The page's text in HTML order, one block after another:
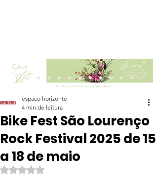
Clicar
Bike Fest São Lourenço
Rock Festival 2025 de 15
a 18 de maio
espaco horizonte
4 min de leitura
Avaliado com NaN de 5 estrelas.